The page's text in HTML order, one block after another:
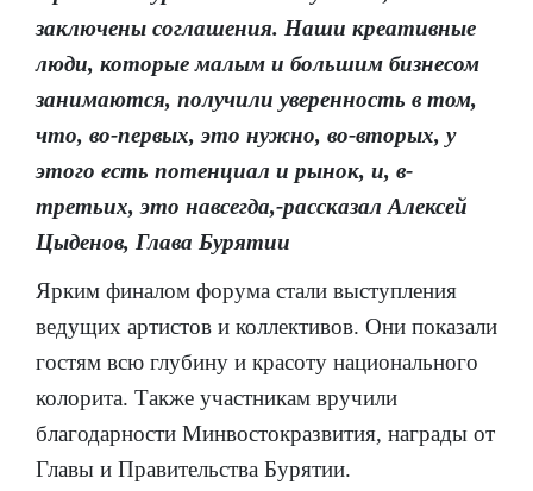
заключены соглашения. Наши креативные
люди, которые малым и большим бизнесом
занимаются, получили уверенность в том,
что, во-первых, это нужно, во-вторых, у
этого есть потенциал и рынок, и, в-
третьих, это навсегда,-рассказал Алексей
Цыденов, Глава Бурятии
Ярким финалом форума стали выступления
ведущих артистов и коллективов. Они показали
гостям всю глубину и красоту национального
колорита. Также участникам вручили
благодарности Минвостокразвития, награды от
Главы и Правительства Бурятии.